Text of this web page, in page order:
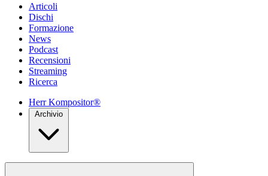
Articoli
Dischi
Formazione
News
Podcast
Recensioni
Streaming
Ricerca
Herr Kompositor®
Archivio